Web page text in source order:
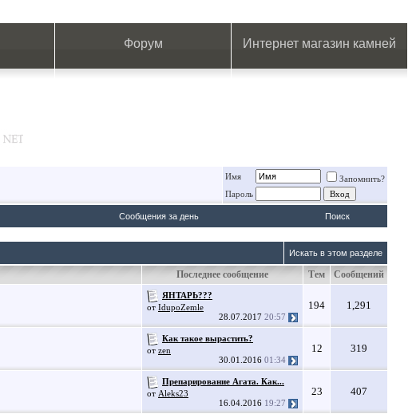
Форум Интернет магазин камней
Имя
Запомнить?
Пароль
Сообщения за день Поиск
Искать в этом разделе
Последнее сообщение Тем Сообщений
ЯНТАРЬ???
от IdupoZemle
28.07.2017 20:57
194 1,291
Как такое вырастить?
от zen
30.01.2016 01:34
12 319
Препарирование Агата. Как...
от Aleks23
16.04.2016 19:27
23 407